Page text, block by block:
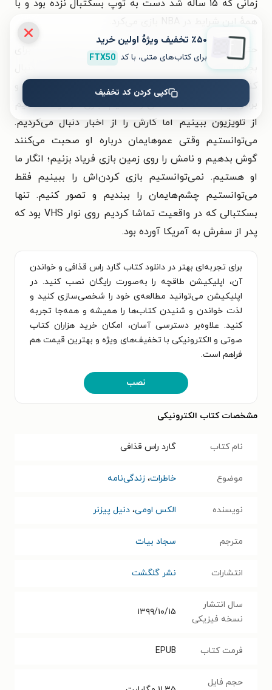
زمانی که ۱۵ ساله شد دست به توپ بسکتبال نزده بود و با
همهٔ این شرایط در NBA بازی می‌کرد.
حتی زمانی که بسکتبال داشت محبوب می‌شد هم برای
بچه‌های لاگوس جایی نبود که هیچ ورزشِ تیمی‌ای را دنبال
کنند. تماشای اولاجوان هم یکی دیگر از سرگرمی‌های من و
برادرهایم شد. البته نمی‌توانستیم بازی او را مستقیم
از تلویزیون ببینیم اما کارش را از اخبار دنبال می‌کردیم.
می‌توانستیم وقتی عموهایمان درباره او صحبت می‌کنند
گوش بدهیم و نامش را روی زمین بازی فریاد بزنیم؛ انگار ما
او هستیم. نمی‌توانستیم بازی کردن‌اش را ببینیم فقط
می‌توانستیم چشم‌هایمان را ببندیم و تصور کنیم. تنها
بسکتبالی که در واقعیت تماشا کردیم روی نوار VHS بود که
پدر از سفرش به آمریکا آورده بود.
برای تجربه‌ای بهتر در دانلود کتاب گارد راس قذافی و خواندن
آن، اپلیکیشن طاقچه را به‌صورت رایگان نصب کنید. در
اپلیکیشن می‌توانید مطالعه‌ی خود را شخصی‌سازی کنید و
لذت خواندن و شنیدن کتاب‌ها را همیشه و همه‌جا تجربه
کنید. علاوه‌بر دسترسی آسان، امکان خرید هزاران کتاب
صوتی و الکترونیکی با تخفیف‌های ویژه و بهترین قیمت هم
فراهم است.
نصب
مشخصات کتاب الکترونیکی
نام کتاب گارد راس قذافی
موضوع خاطرات، زندگی‌نامه
نویسنده الکس اومی، دنیل پیزنر
مترجم سجاد بیات
انتشارات نشر گلگشت
سال انتشار
نسخه فیزیکی
۱۳۹۹/۱۰/۱۵
فرمت کتاب EPUB
حجم فایل
٪۵۰ تخفیف ویژۀ اولین خرید
برای کتاب‌های متنی، با کد FTX50
کپی کردن کد تخفیف